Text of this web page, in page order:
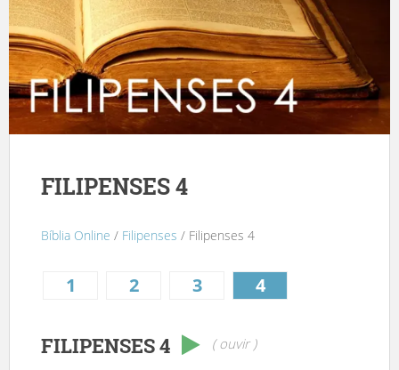
FILIPENSES 4
Bíblia Online / Filipenses / Filipenses 4
1 2 3 4
FILIPENSES 4 ( ouvir )